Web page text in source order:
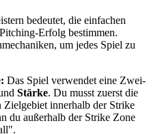
bedeutet, die einfachen
Erfolg bestimmen.
um jedes Spiel zu
Das Spiel verwendet eine Zwei-
Stärke. Du musst zuerst die
innerhalb der Strike
du außerhalb der Strike Zone